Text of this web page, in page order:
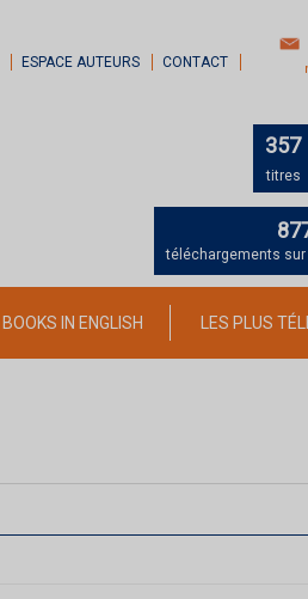
ESPACE AUTEURS CONTACT
357
titres
téléchargements sur
BOOKS IN ENGLISH LES PLUS